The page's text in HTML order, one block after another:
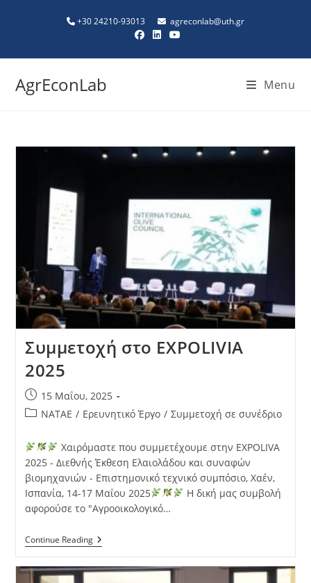
+30 24210-93013 agreconlab@uth.gr
AgrEconLab Menu
Συμμετοχή στο EXPOLIVIA
2025
15 Μαΐου, 2025
NATAE / Ερευνητικό Έργο / Συμμετοχή σε συνέδριο
Χαιρόμαστε που συμμετέχουμε στην EXPOLIVA
2025 - Διεθνής Έκθεση Ελαιολάδου και συναφών
βιομηχανιών - Επιστημονικό τεχνικό συμπόσιο, Χαέν,
Ισπανία, 14-17 Μαΐου 2025
Η δική μας συμβολή
αφορούσε το "Αγροοικολογικό…
Continue Reading